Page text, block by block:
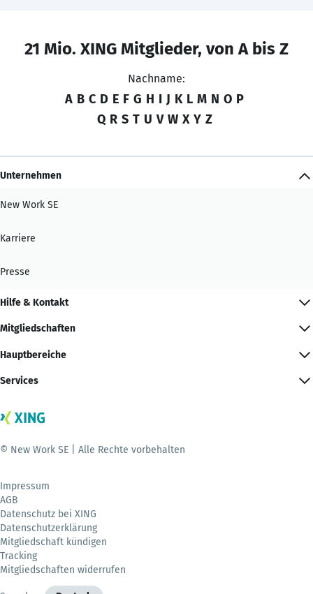
21 Mio. XING Mitglieder, von A bis Z
Nachname:
A B C D E F G H I J K L M N O P
Q R S T U V W X Y Z
Unternehmen
New Work SE
Karriere
Presse
Hilfe & Kontakt
Mitgliedschaften
Hauptbereiche
Services
© New Work SE | Alle Rechte vorbehalten
Impressum
AGB
Datenschutz bei XING
Datenschutzerklärung
Mitgliedschaft kündigen
Tracking
Mitgliedschaften widerrufen